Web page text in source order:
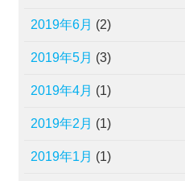
2019年6月 (2)
2019年5月 (3)
2019年4月 (1)
2019年2月 (1)
2019年1月 (1)